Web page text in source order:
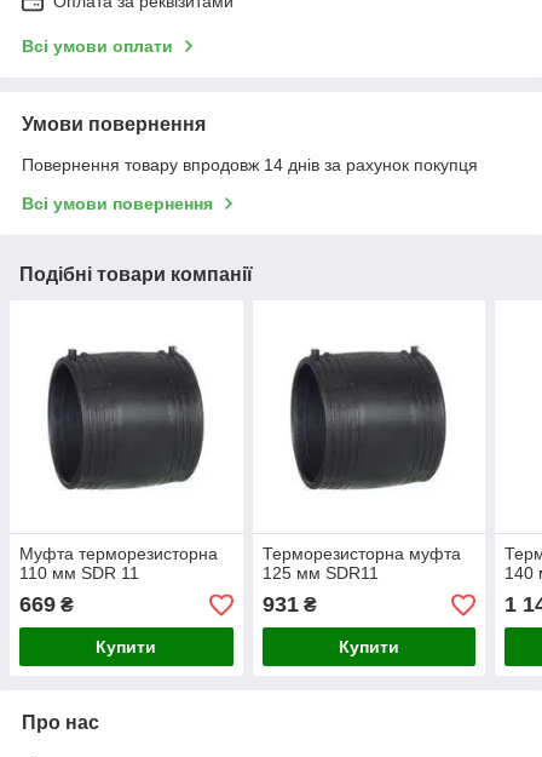
Всі умови оплати
Умови повернення
Повернення товару впродовж 14 днів за рахунок покупця
Всі умови повернення
Подібні товари компанії
Муфта терморезисторна
110 мм SDR 11
669 ₴
Купити
Терморезисторна муфта
125 мм SDR11
931₴
Купити
140
1
Про нас